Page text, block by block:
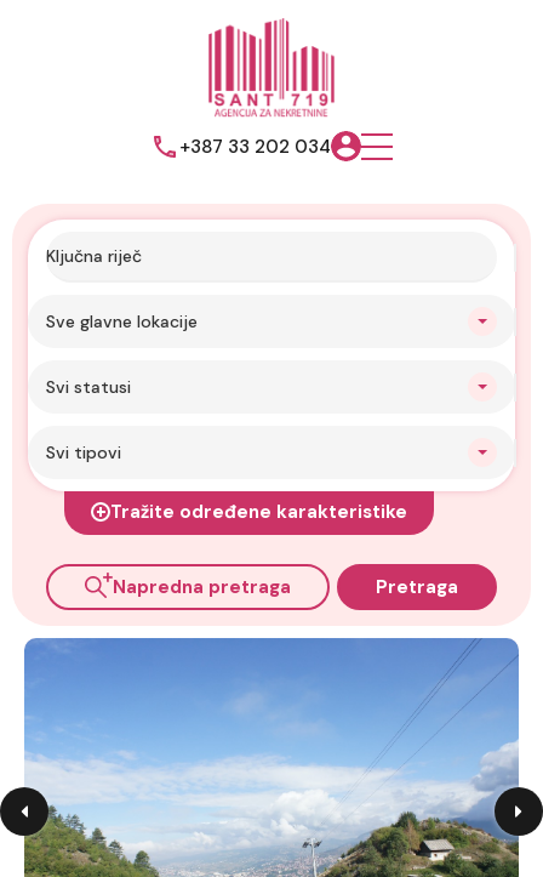
+387 33 202 034
Sve glavne lokacije
Svi statusi
Svi tipovi
Tražite određene karakteristike
Napredna pretraga Pretraga